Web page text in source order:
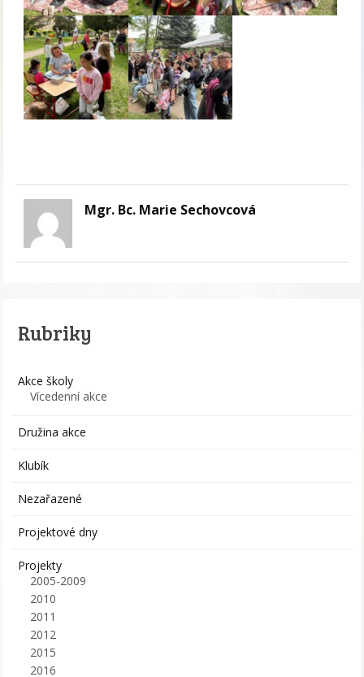
Mgr. Bc. Marie Sechovcová
Rubriky
Akce školy
Vícedenní akce
Družina akce
Klubík
Nezařazené
Projektové dny
Projekty
2005-2009
2010
2011
2012
2015
2016